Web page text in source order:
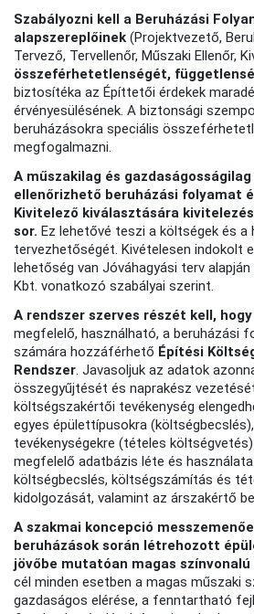
Szabályozni kell a Beruházási
alapszereplőinek (Projektvezető,
Tervező, Tervellenőr, Műszaki Ellenőr,
összeférhetetlenségét,
biztosítéka az Építtetői érdekek
érvényesülésének. A biztonsági
beruházásokra speciális
megfogalmazni.
A műszakilag és
ellenőrizhető beruházási folyamat
Kivitelező kiválasztására
sor. Ez lehetővé teszi a költségek és a
tervezhetőségét. Kivételesen indokolt
lehetőség van Jóváhagyási terv
Kbt. vonatkozó szabályai szerint.
A rendszer szerves részét kell,
megfelelő, használható, a beruházási
számára hozzáférhető Építési
Rendszer. Javasoljuk az adatok
összegyűjtését és naprakész
költségszakértői tevékenység
egyes épülettípusokra
tevékenységekre (tételes
megfelelő adatbázis léte és
költségbecslés, költségszámítás és
kidolgozását, valamint az árszakértő
A szakmai koncepció
beruházások során létrehozott
jövőbe mutatóan magas
cél minden esetben a magas műszaki
gazdaságos elérése, a fenntartható